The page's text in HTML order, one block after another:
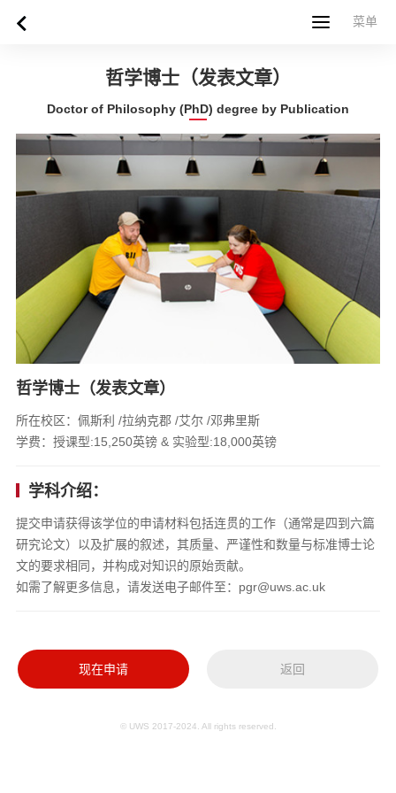
菜单
菜单
简体中文 繁體中文
关于西苏格兰大学
哲学博士（发表文章）
Doctor of Philosophy (PhD) degree by Publication
哲学博士（发表文章）
所在校区：佩斯利 /拉纳克郡 /艾尔 /邓弗里斯
学费：授课型:15,250英镑 & 实验型:18,000英镑
学科介绍：
提交申请获得该学位的申请材料包括连贯的工作（通常是四到六篇
研究论文）以及扩展的叙述，其质量、严谨性和数量与标准博士论
文的要求相同，并构成对知识的原始贡献。
如需了解更多信息，请发送电子邮件至：pgr@uws.ac.uk
现在申请 返回
© UWS 2017-2024. All rights reserved.